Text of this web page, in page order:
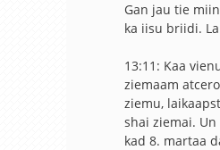
Gan jau tie
ka iisu briidi.
13:11: Kaa
ziemaam
ziemu,
shai ziemai.
kad 8. martaa